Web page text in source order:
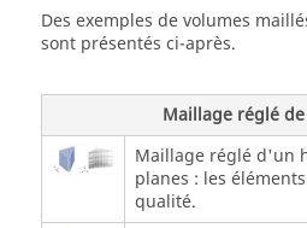
Des exemples de volumes
sont présentés ci-après.
Maillage réglé
Maillage réglé d'un
planes : les
qualité.